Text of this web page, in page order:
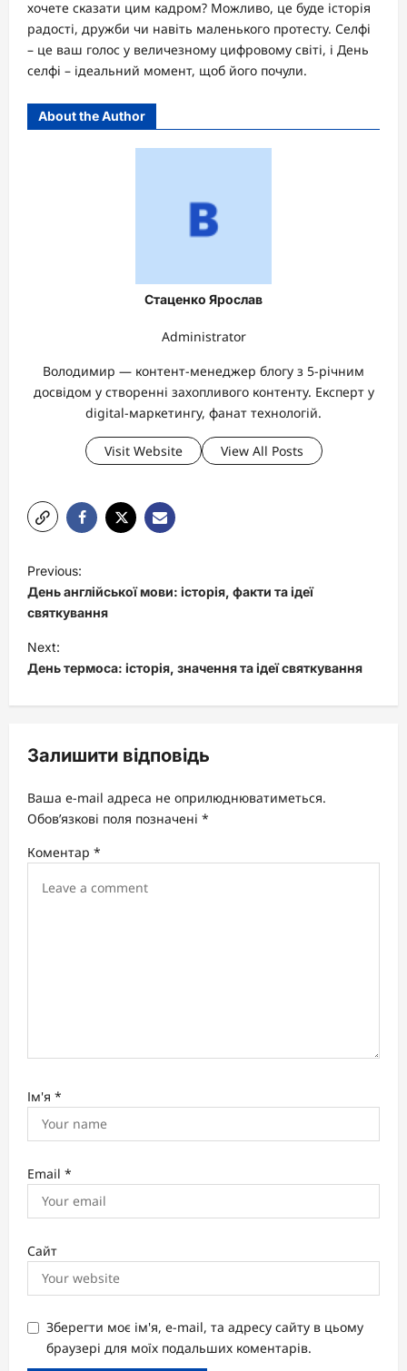
хочете сказати цим кадром? Можливо, це буде історія
радості, дружби чи навіть маленького протесту. Селфі
– це ваш голос у величезному цифровому світі, і День
селфі – ідеальний момент, щоб його почули.
About the Author
Стаценко Ярослав
Administrator
Володимир — контент-менеджер блогу з 5-річним
досвідом у створенні захопливого контенту. Експерт у
digital-маркетингу, фанат технологій.
Visit Website View All Posts
o
s
t
n
a
i
a
i
Previous:
День англійської мови: історія, факти та ідеї
святкування
Next:
День термоса: історія, значення та ідеї святкування
Залишити відповідь
Ваша e-mail адреса не оприлюднюватиметься.
Обов’язкові поля позначені *
Коментар *
Ім'я *
Email *
Сайт
Зберегти моє ім'я, e-mail, та адресу сайту в цьому
браузері для моїх подальших коментарів.